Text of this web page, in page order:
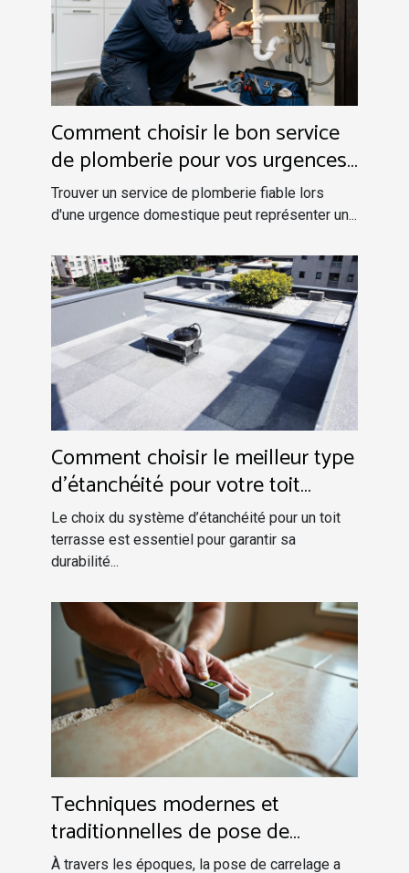
Comment choisir le bon service
de plomberie pour vos urgences
domestiques ?
Trouver un service de plomberie fiable lors
d'une urgence domestique peut représenter un...
Comment choisir le meilleur type
d'étanchéité pour votre toit
terrasse ?
Le choix du système d’étanchéité pour un toit
terrasse est essentiel pour garantir sa
durabilité...
Techniques modernes et
traditionnelles de pose de
carrelage
À travers les époques, la pose de carrelage a